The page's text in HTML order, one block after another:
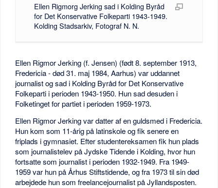
Ellen Rigmorg Jerking sad i Kolding Byråd
for Det Konservative Folkeparti 1943-1949.
Kolding Stadsarkiv, Fotograf N. N.
Ellen Rigmor Jerking (f. Jensen) (født 8. september 1913,
Fredericia - død 31. maj 1984, Aarhus) var uddannet
journalist og sad i Kolding Byråd for Det Konservative
Folkeparti i perioden 1943-1950. Hun sad desuden i
Folketinget for partiet i perioden 1959-1973.
Ellen Rigmor Jerking var datter af en guldsmed i Fredericia.
Hun kom som 11-årig på latinskole og fik senere en
friplads i gymnasiet. Efter studentereksamen fik hun plads
som journalistelev på Jydske Tidende i Kolding, hvor hun
fortsatte som journalist i perioden 1932-1949. Fra 1949-
1959 var hun på Århus Stiftstidende, og fra 1973 til sin død
arbejdede hun som freelancejournalist på Jyllandsposten.